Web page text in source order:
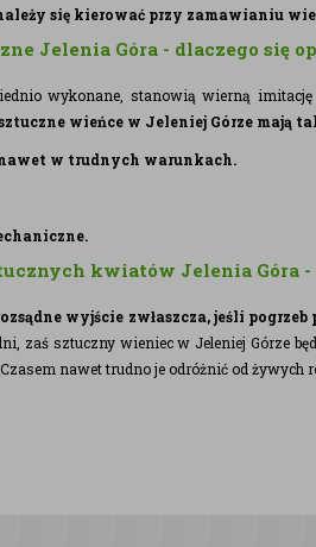
się kierować przy zamawianiu
Jelenia Góra - dlaczego się
wykonane, stanowią wierną
wieńce w Jeleniej Górze mają
nawet w trudnych warunkach.
kwiatów Jelenia Góra
wyjście zwłaszcza, jeśli
zaś sztuczny wieniec w Jeleniej Górze
nawet trudno je odróżnić od żywych